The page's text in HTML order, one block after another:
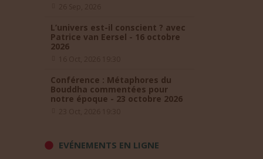
L’univers est-il conscient ? avec
Patrice van Eersel - 16 octobre
2026
Conférence : Métaphores du
Bouddha commentées pour
notre époque - 23 octobre 2026
EVÉNEMENTS EN LIGNE